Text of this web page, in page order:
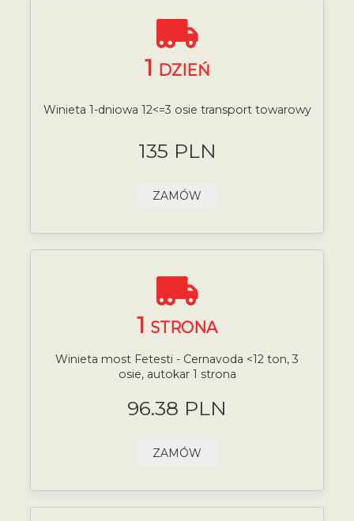
1 DZIEŃ
Winieta 1-dniowa 12<=3 osie transport towarowy
135 PLN
ZAMÓW
1 STRONA
Winieta most Fetesti - Cernavoda <12 ton, 3
osie, autokar 1 strona
96.38 PLN
ZAMÓW